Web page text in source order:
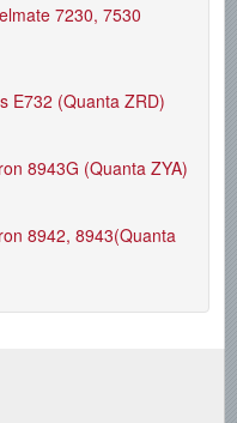
7230, 7530
E732 (Quanta ZRD)
8943G (Quanta ZYA)
8942, 8943(Quanta